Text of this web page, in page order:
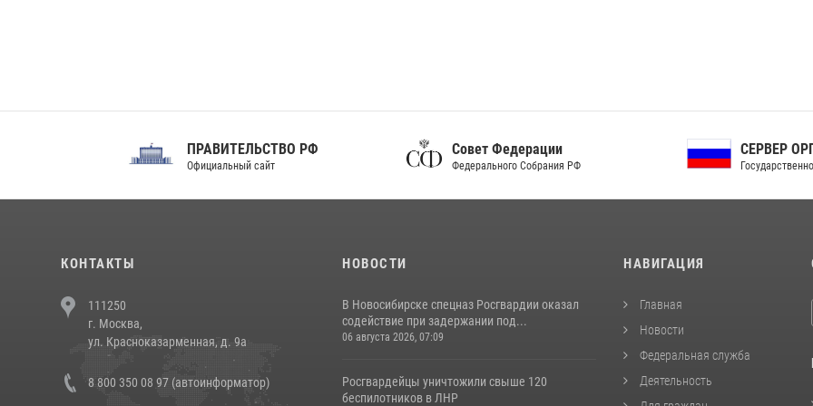
ПРАВИТЕЛЬСТВО РФ
Официальный сайт
Совет Федерации
Федерального Собрания РФ
СЕРВЕР ОРГАНОВ
Государственной власти РФ
КОНТАКТЫ
111250
г. Москва,
ул. Красноказарменная, д. 9а
8 800 350 08 97 (автоинформатор)
НОВОСТИ
В Новосибирске спецназ Росгвардии оказал
содействие при задержании под...
06 августа 2026, 07:09
Росгвардейцы уничтожили свыше 120
беспилотников в ЛНР
НАВИГАЦИЯ
Главная
Новости
Федеральная служба
Деятельность